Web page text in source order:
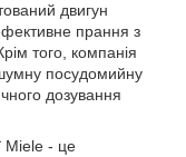
двигун
прання з
того, компанія
посудомийну
дозування
Miele - це